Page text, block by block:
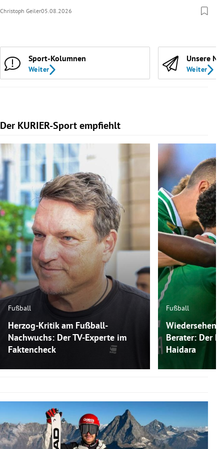
Christoph Geiler05.08.2026
Sport-Kolumnen
Weiter
Unsere
Weiter
Der KURIER-Sport empfiehlt
Slide 1 von 5
Fußball
Herzog-Kritik am Fußball-
Nachwuchs: Der TV-Experte im
Faktencheck
Fußball
Wiedersehen
Berater: Der
Haidara